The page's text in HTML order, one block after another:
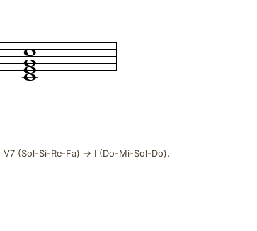
V7 (Sol-Si-Re-Fa) → I (Do-Mi-Sol-Do).